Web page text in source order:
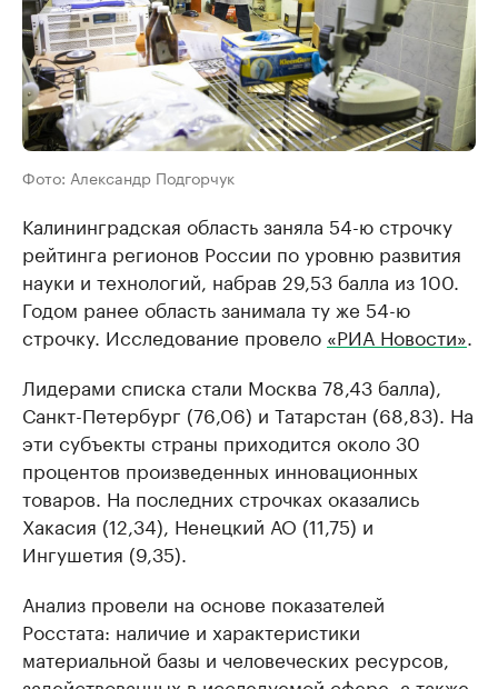
Фото: Александр Подгорчук
Калининградская область заняла 54-ю строчку
рейтинга регионов России по уровню развития
науки и технологий, набрав 29,53 балла из 100.
Годом ранее область занимала ту же 54-ю
строчку. Исследование провело «РИА Новости»
Лидерами списка стали Москва 78,43 балла),
Санкт-Петербург (76,06) и Татарстан (68,83). На
эти субъекты страны приходится около 30
процентов произведенных инновационных
товаров. На последних строчках оказались
Хакасия (12,34), Ненецкий АО (11,75) и
Ингушетия (9,35).
Анализ провели на основе показателей
Росстата: наличие и характеристики
материальной базы и человеческих ресурсов,